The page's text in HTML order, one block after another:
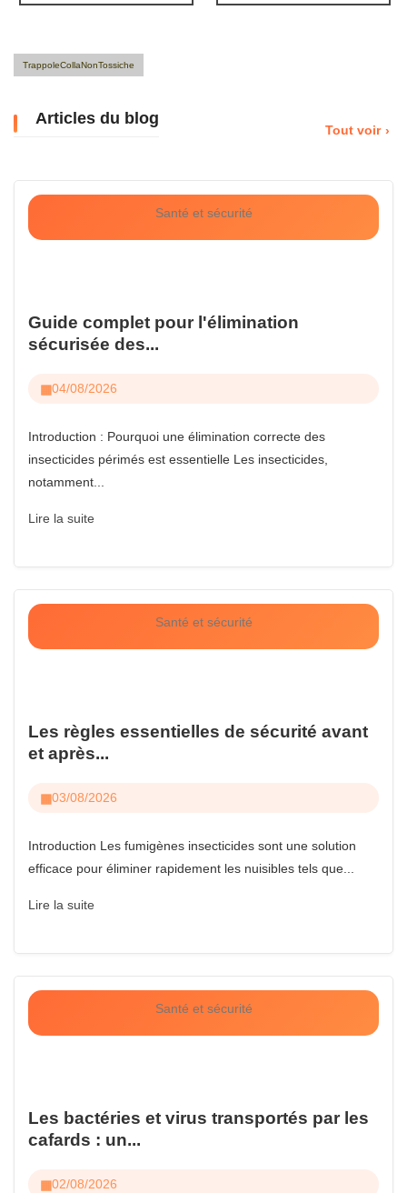
TrappoleCollaNonTossiche
Articles du blog
Tout voir
Santé et sécurité
Guide complet pour l'élimination
sécurisée des...
04/08/2026
Introduction : Pourquoi une élimination correcte des
insecticides périmés est essentielle Les insecticides,
notamment...
Lire la suite
Santé et sécurité
Les règles essentielles de sécurité avant
et après...
03/08/2026
Introduction Les fumigènes insecticides sont une solution
efficace pour éliminer rapidement les nuisibles tels que...
Lire la suite
Santé et sécurité
Les bactéries et virus transportés par les
cafards : un...
02/08/2026